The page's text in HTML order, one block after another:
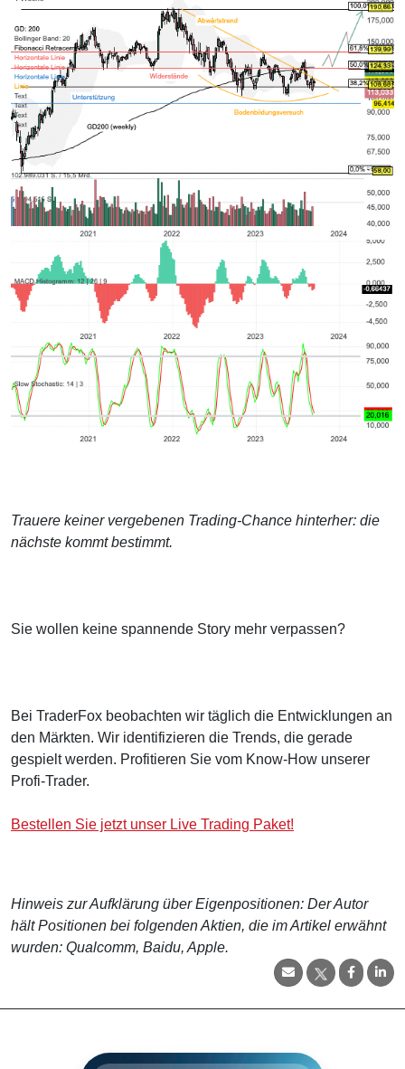
Trauere keiner vergebenen Trading-Chance hinterher: die
nächste kommt bestimmt.
Sie wollen keine spannende Story mehr verpassen?
Bei TraderFox beobachten wir täglich die Entwicklungen an
den Märkten. Wir identifizieren die Trends, die gerade
gespielt werden. Profitieren Sie vom Know-How unserer
Profi-Trader.
Bestellen Sie jetzt unser Live Trading Paket!
Hinweis zur Aufklärung über Eigenpositionen: Der Autor
hält Positionen bei folgenden Aktien, die im Artikel erwähnt
wurden: Qualcomm, Baidu, Apple.